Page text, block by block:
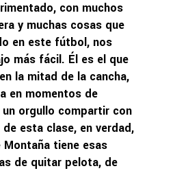
con muchos
y muchas cosas que
en este fútbol, nos
más fácil. Él es el que
la mitad de la cancha,
en momentos de
un orgullo compartir con
esta clase, en verdad,
Montaña tiene esas
de quitar pelota, de